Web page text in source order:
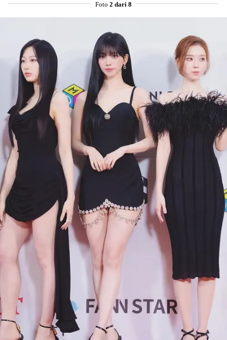
Foto 2 dari 8